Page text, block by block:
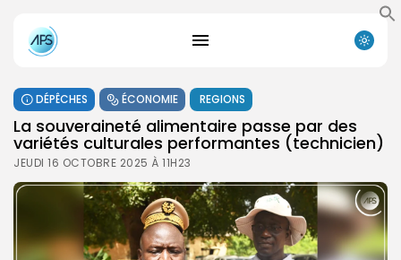
DÉPÊCHES ÉCONOMIE REGIONS
La souveraineté alimentaire passe par des
variétés culturales performantes (technicien)
JEUDI 16 OCTOBRE 2025 À 11H23